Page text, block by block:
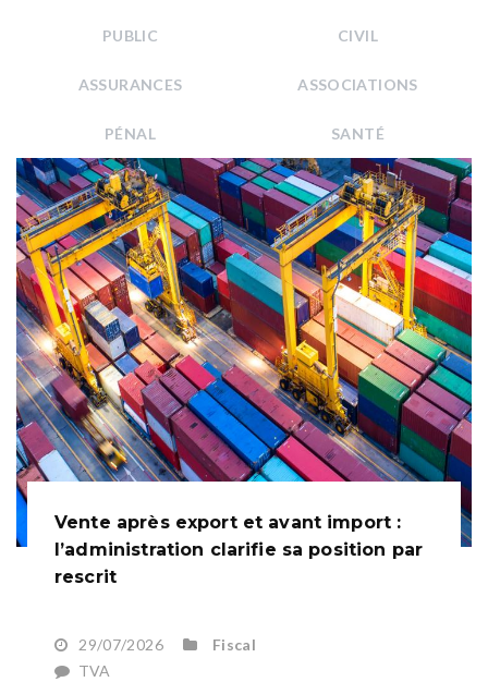
PUBLIC CIVIL
ASSURANCES ASSOCIATIONS
PÉNAL SANTÉ
Vente après export et avant import :
l’administration clarifie sa position par
rescrit
29/07/2026
Fiscal
TVA